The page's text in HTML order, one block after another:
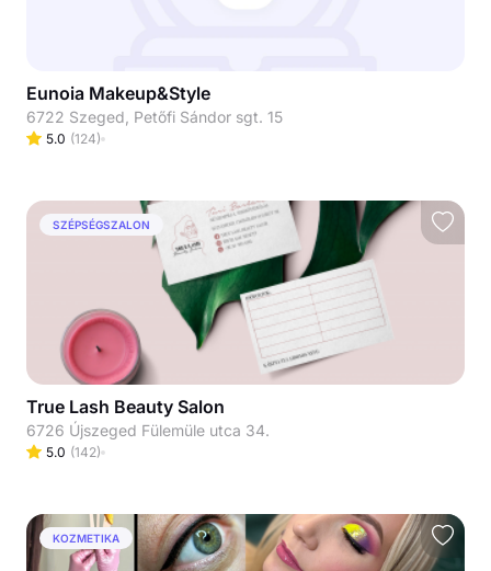
Eunoia Makeup&Style
6722 Szeged, Petőfi Sándor sgt. 15
5.0 (124)
SZÉPSÉGSZALON
True Lash Beauty Salon
6726 Újszeged Fülemüle utca 34.
5.0 (142)
KOZMETIKA